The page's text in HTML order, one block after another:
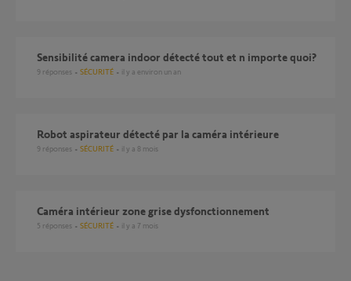
Sensibilité camera indoor détecté tout et n importe quoi?
9 réponses SÉCURITÉ il y a environ un an
Robot aspirateur détecté par la caméra intérieure
9 réponses SÉCURITÉ il y a 8 mois
Caméra intérieur zone grise dysfonctionnement
5 réponses SÉCURITÉ il y a 7 mois